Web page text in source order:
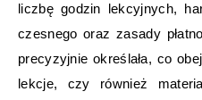
liczbę godzin lekcyjnych,
czesnego oraz zasady
precyzyjnie określała, co
lekcje, czy również